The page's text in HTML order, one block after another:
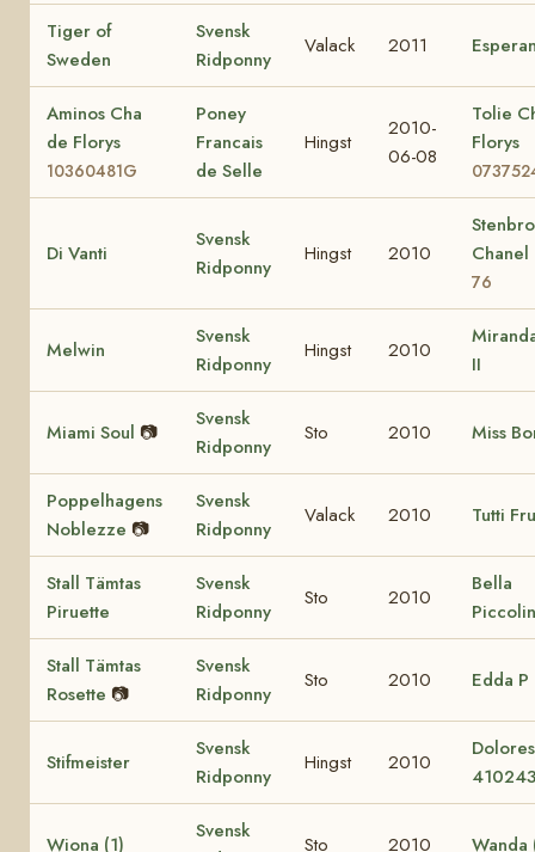
Tiger of
Sweden
Svensk
Ridponny
Valack 2011
Aminos Cha
de Florys
10360481G
Poney
Francais
de Selle
Hingst
2010-
06-08
Tolie
Florys
Di Vanti
Svensk
Ridponny
Hingst 2010
Chanel
76
Melwin
Svensk
Ridponny
Hingst 2010
II
Miami Soul 📷
Svensk
Ridponny
Sto 2010 Miss
Poppelhagens
Noblezze 📷
Svensk
Ridponny
Valack 2010 Tutti
Stall Tämtas
Piruette
Svensk
Ridponny
Sto 2010
Bella
Stall Tämtas
Rosette 📷
Svensk
Ridponny
Sto 2010 Edda P
Stifmeister
Svensk
Ridponny
Hingst 2010
Wiona (1)
Svensk
Sto 2010 Wanda